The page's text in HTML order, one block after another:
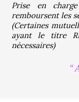
Prise en
remboursent les
(Certaines
ayant le titre
nécessaires)